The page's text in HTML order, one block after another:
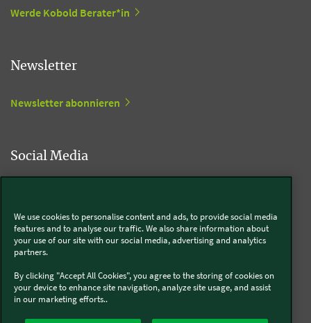
Werde Kobold Berater*in
Newsletter
Newsletter abonnieren
Social Media
Thermomix®
We use cookies to personalise content and ads, to provide social media
features and to analyse our traffic. We also share information about
your use of our site with our social media, advertising and analytics
partners.
By clicking "Accept All Cookies", you agree to the storing of cookies on
your device to enhance site navigation, analyze site usage, and assist
in our marketing efforts..